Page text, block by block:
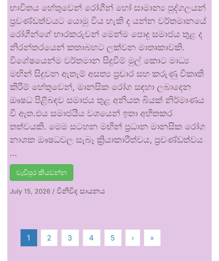
භාවිතය හේතුවෙන් රෝගීන් හෝ සාමාන්‍ය පුද්ගලයන්
ප්‍රචණ්ඩත්වයට යොමු විය හැකි ද යන්න වර්තමානයේ
රෝගීන්ගේ භාරකරුවන් මෙන්ම පොදු සමාජය තුළ ද
නිරන්තරයෙන් කතාබහට ලක්වන මාතෘකාවකි.
විශේෂයෙන්ම වර්තමාන සිදුවීම් මුල් කොට මාධ්‍ය
මඟින් සිදුවන ඇතැම් අසත්‍ය ප්‍රචාර සහ කරුණු විකෘති
කිරීම් හේතුවෙන්, මානසික රෝග සඳහා ලබාදෙන
ඖෂධ පිළිබඳව සමාජය තුළ අනියත බියක් නිර්මාණය
වී ඇත.එය සමාජයීය වශයෙන් ඉතා අහිතකර
තත්වයකි. මෙම සටහන මඟින් ප්‍රධාන මානසික රෝග
නාශක ඖෂධවල සැබෑ ක්‍රියාකාරීත්වය, ප්‍රචණ්ඩත්වය
…
වැඩිපුර කියවන්න
July 15, 2026 / විනිවිද සායනය
1 2 3 4 5 › »